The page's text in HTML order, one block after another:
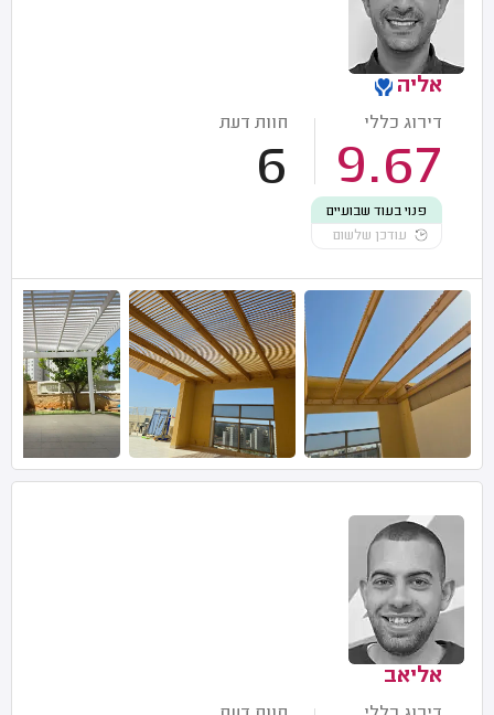
אליה
דירוג כללי
9.67
חוות דעת
6
פנוי בעוד שבועיים
עודכן שלשום
אליאב